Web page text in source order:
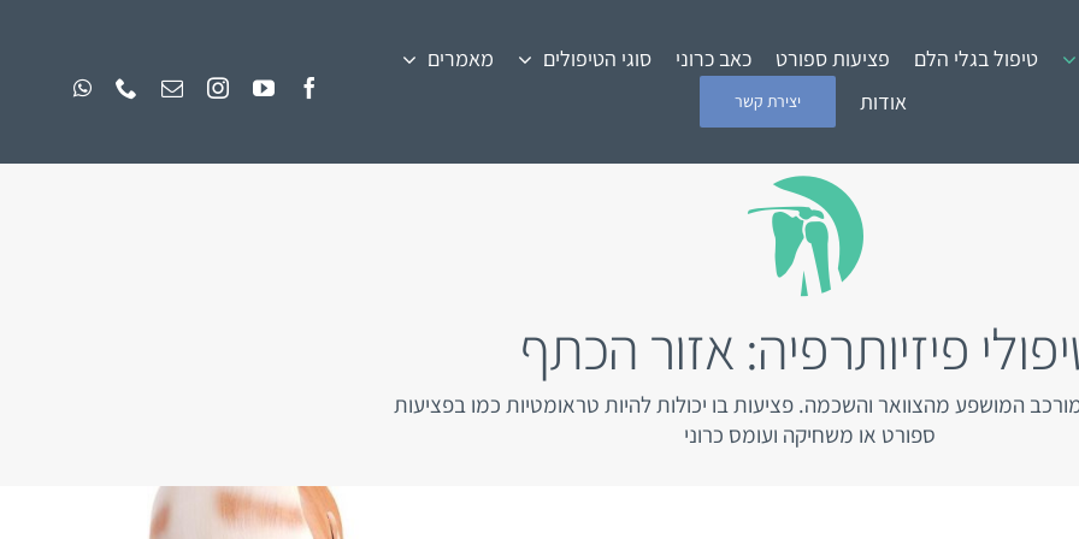
טיפול בגלי הלם פציעות ספורט כאב כרוני סוגי הטיפולים
מאמרים
אודות
יצירת קשר
פיזיותרפיה: אזור הכתף
המושפע מהצוואר והשכמה. פציעות בו יכולות להיות טראומטיות כמו בפציעות
ספורט או משחיקה ועומס כרוני